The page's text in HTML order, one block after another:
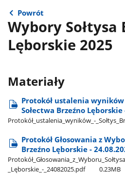
Powrót
Wybory Sołtysa
Lęborskie 2025
Materiały
Protokół ustalenia
Sołectwa Brzeźno Lęborskie
Protokół​_ustalenia​_wyników​_-​
Protokół Głosowania z
Brzeźno Lęborskie -
_Lęborskie​_-​_24082025.pdf
0.23MB